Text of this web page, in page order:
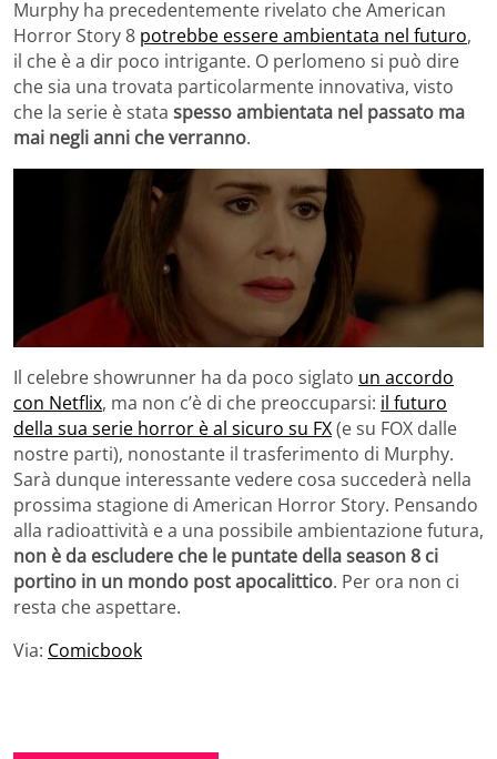
Murphy ha precedentemente rivelato che American
Horror Story 8 potrebbe essere ambientata nel futuro,
il che è a dir poco intrigante. O perlomeno si può dire
che sia una trovata particolarmente innovativa, visto
che la serie è stata spesso ambientata nel passato ma
mai negli anni che verranno.
Il celebre showrunner ha da poco siglato un accordo
con Netflix, ma non c’è di che preoccuparsi: il futuro
della sua serie horror è al sicuro su FX(e su FOX dalle
nostre parti), nonostante il trasferimento di Murphy.
Sarà dunque interessante vedere cosa succederà nella
prossima stagione di American Horror Story. Pensando
alla radioattività e a una possibile ambientazione futura,
non è da escludere che le puntate della season 8 ci
portino in un mondo post apocalittico. Per ora non ci
resta che aspettare.
Via: Comicbook